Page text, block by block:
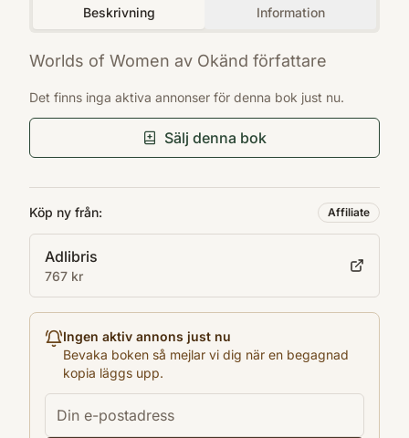
Beskrivning Information
Worlds of Women av Okänd författare
9780691016757
Det finns inga aktiva annonser för denna bok just nu.
Sälj denna bok
Köp ny från: Affiliate
Adlibris
767 kr
Ingen aktiv annons just nu
Bevaka boken så mejlar vi dig när en begagnad
kopia läggs upp.